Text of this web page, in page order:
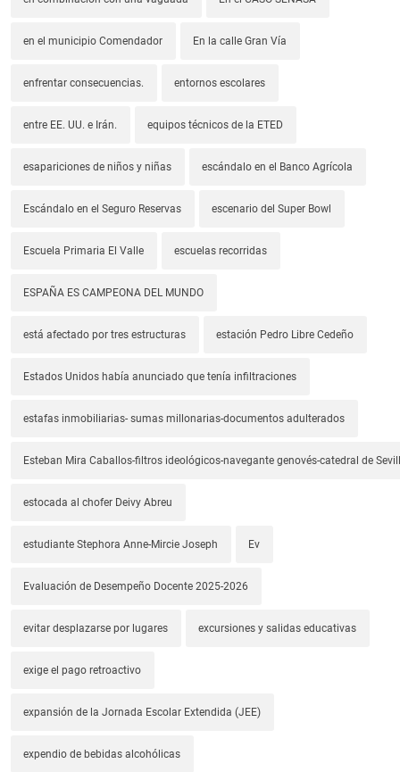
en el municipio Comendador En la calle Gran Vía
enfrentar consecuencias. entornos escolares
entre EE. UU. e Irán. equipos técnicos de la ETED
esapariciones de niños y niñas escándalo en el Banco Agrícola
Escándalo en el Seguro Reservas escenario del Super Bowl
Escuela Primaria El Valle escuelas recorridas
ESPAÑA ES CAMPEONA DEL MUNDO
está afectado por tres estructuras estación Pedro Libre Cedeño
Estados Unidos había anunciado que tenía infiltraciones
estafas inmobiliarias- sumas millonarias-documentos adulterados
Esteban Mira Caballos-filtros ideológicos-navegante genovés-catedral de
estocada al chofer Deivy Abreu
estudiante Stephora Anne-Mircie Joseph Ev
Evaluación de Desempeño Docente 2025-2026
evitar desplazarse por lugares excursiones y salidas educativas
exige el pago retroactivo
expansión de la Jornada Escolar Extendida (JEE)
expendio de bebidas alcohólicas